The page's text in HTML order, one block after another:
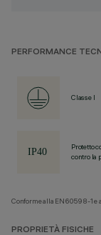
PERFORMANCE
Classe I
Protetto
contro la
Conforme alla EN60598-1 e
PROPRIETÀ FISICHE